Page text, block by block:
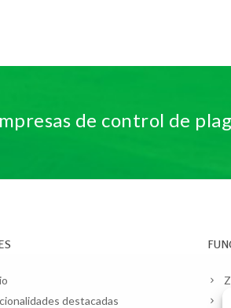
de control de
destacadas